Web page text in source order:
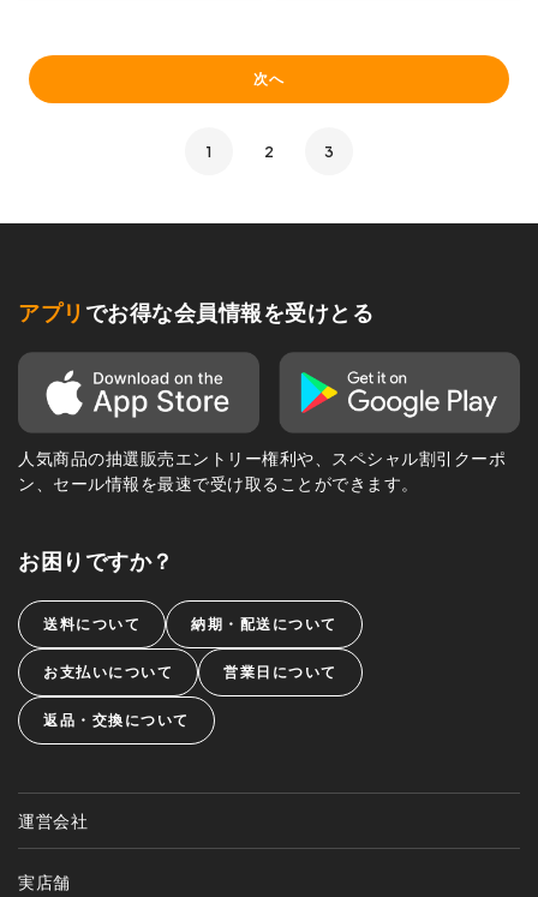
次へ
1 2 3
アプリ でお得な会員情報を受けとる
人気商品の抽選販売エントリー権利や、スペシャル割引クーポ
ン、セール情報を最速で受け取ることができます。
お困りですか？
送料について 納期・配送について
お支払いについて 営業日について
返品・交換について
運営会社
実店舗